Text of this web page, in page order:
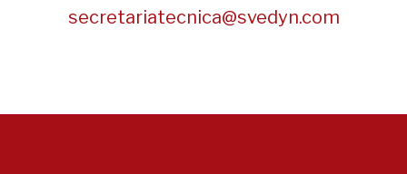
secretariatecnica@svedyn.com